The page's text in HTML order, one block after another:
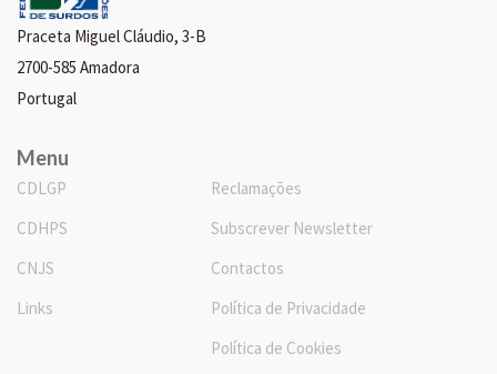
Praceta Miguel Cláudio, 3-B
2700-585 Amadora
Portugal
Menu
CDLGP
CDHPS
CNJS
Links
Reclamações
Subscrever Newsletter
Contactos
Política de Privacidade
Política de Cookies